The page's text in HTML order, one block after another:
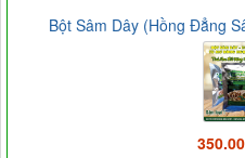
Bột Sâm Dây (Hồng Đẳng